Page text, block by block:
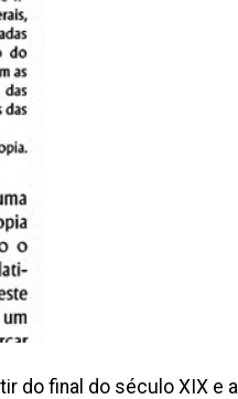
do final do século XIX e